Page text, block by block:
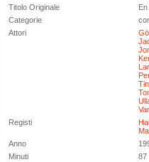
Titolo Originale
Categorie
Attori
Registi
Anno
Minuti
87